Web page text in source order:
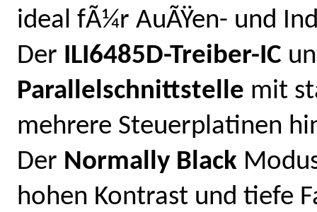
ideal fÃ¼r AuÃŸen- und
Der ILI6485D-Treiber-IC
Parallelschnittstelle mit
mehrere Steuerplatinen
Der Normally Black
hohen Kontrast und tiefe